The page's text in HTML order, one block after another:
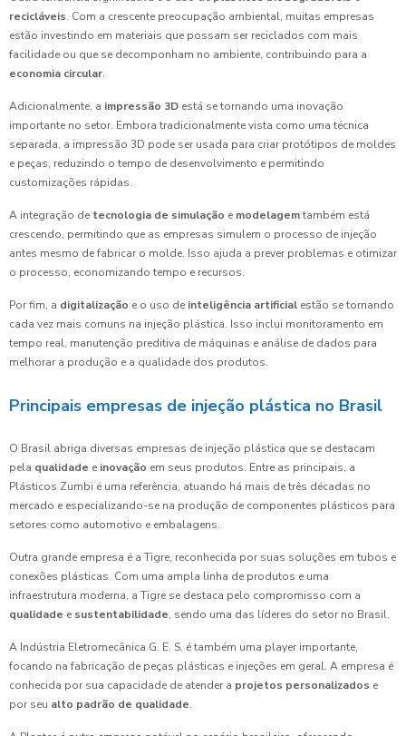
recicláveis. Com a crescente preocupação ambiental, muitas empresas
estão investindo em materiais que possam ser reciclados com mais
facilidade ou que se decomponham no ambiente, contribuindo para a
economia circular.
Adicionalmente, a impressão 3D está se tornando uma inovação
importante no setor. Embora tradicionalmente vista como uma técnica
separada, a impressão 3D pode ser usada para criar protótipos de moldes
e peças, reduzindo o tempo de desenvolvimento e permitindo
customizações rápidas.
A integração de tecnologia de simulação e modelagemtambém está
crescendo, permitindo que as empresas simulem o processo de injeção
antes mesmo de fabricar o molde. Isso ajuda a prever problemas e otimizar
o processo, economizando tempo e recursos.
Por fim, a digitalização e o uso de inteligência artificial estão se tornando
cada vez mais comuns na injeção plástica. Isso inclui monitoramento em
tempo real, manutenção preditiva de máquinas e análise de dados para
melhorar a produção e a qualidade dos produtos.
Principais empresas de injeção plástica no Brasil
O Brasil abriga diversas empresas de injeção plástica que se destacam
pela qualidade e inovação em seus produtos. Entre as principais, a
Plásticos Zumbi é uma referência, atuando há mais de três décadas no
mercado e especializando-se na produção de componentes plásticos para
setores como automotivo e embalagens.
Outra grande empresa é a Tigre, reconhecida por suas soluções em tubos e
conexões plásticas. Com uma ampla linha de produtos e uma
infraestrutura moderna, a Tigre se destaca pelo compromisso com a
qualidade e sustentabilidade, sendo uma das líderes do setor no Brasil.
A Indústria Eletromecânica G. E. S. é também uma player importante,
focando na fabricação de peças plásticas e injeções em geral. A empresa é
conhecida por sua capacidade de atender a projetos personalizados e
por seu alto padrão de qualidade.